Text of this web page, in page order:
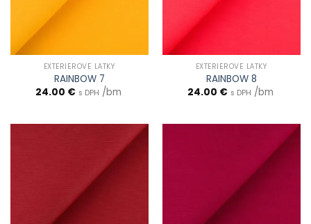
EXTERIÉROVÉ LÁTKY
RAINBOW 7
24.00 € s DPH /bm
EXTERIÉROVÉ LÁTKY
RAINBOW 8
24.00 € s DPH /bm